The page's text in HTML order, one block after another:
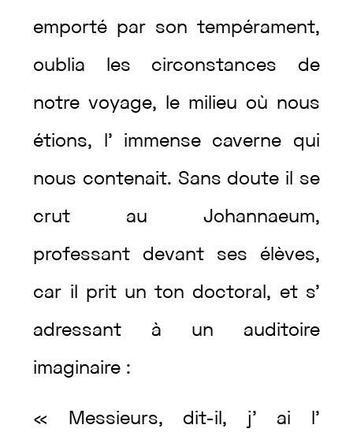
emporté par son tempérament,
oublia les circonstances de
notrevoyage, le milieu où nous
étions, l’ immense caverne qui
nous contenait. Sans doute il se
crut au Johannaeum,
professant devant ses élèves,
car il prit unton doctoral , et s’
adressant à un auditoire
imaginaire :
« Messieurs, dit-il , j’ ai l’